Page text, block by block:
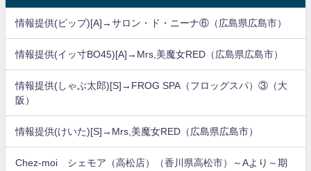
情報提供(ピップ)[A]→サロン・ド・ニーナ⑥（広島県広島市）
情報提供(イッ寸BO45)[A]→Mrs,美魔女RED（広島県広島市）
情報提供(しゃぶ太郎)[S]→FROG SPA（フロッグスパ）③（大
阪）
情報提供(けいた)[S]→Mrs,美魔女RED（広島県広島市）
Chez-moi シェモア（高松店）（香川県高松市）～Aより～期